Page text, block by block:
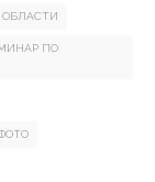
ОБЛАСТИ
ПО